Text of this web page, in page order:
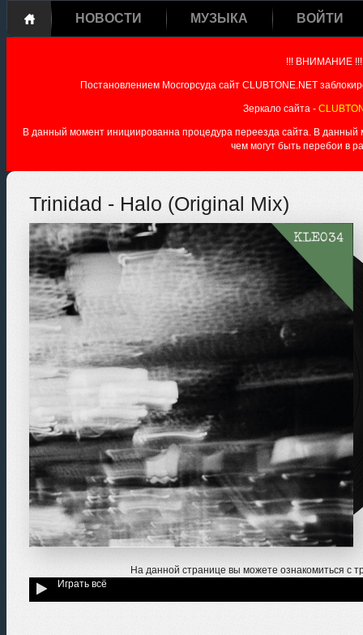
НОВОСТИ МУЗЫКА ВОЙТИ
!!! ВНИМАНИЕ !!!
Постановлением Мосгорсуда сайт CLUBTONE.NET
Зеркало сайта -
В данный момент инициированна процедура переезда сайта. В данный
чем могут быть перебои в
Trinidad - Halo (Original Mix)
На данной странице вы можете ознакомиться с
Играть всё